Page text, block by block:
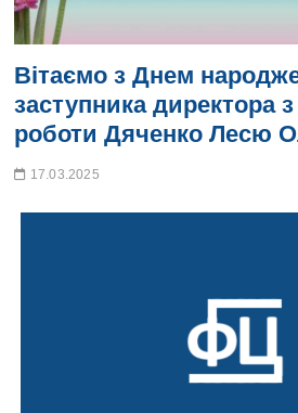
Вітаємо з Днем
заступника директора з
роботи Дяченко Лесю
17.03.2025